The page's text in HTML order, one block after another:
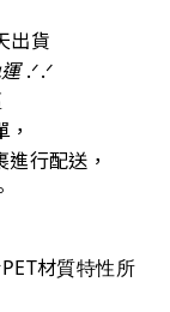
出貨
.ᐟ‪‪.ᐟ
行配送，
材質特性所